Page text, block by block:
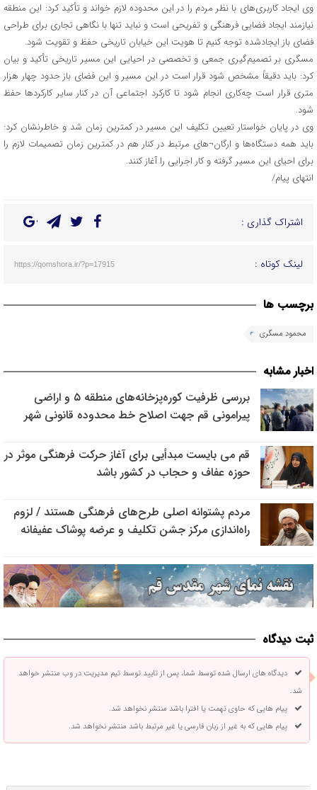
وی ایجاد کاربری‌های با نظر مردم را در این محدوده لازم خواند و تأکید کرد: این منطقه
نیازمند ایجاد فضایی فرهنگی و تفریحی است و نباید تنها با نگاهی تجاری برای طراحی
فضای باز ایجادشده توجه کنیم تا هویت این خیابان تاریخی حفظ و تقویت شود.
مسگری بر تصمیم‌گیری جمعی و تخصصی در احیایی این مسیر تاریخی تأکید و بیان
کرد: باید دقیقاً مشخص شود قرار است در این مسیر و این فضای باز حدود چهار هزار
متری قرار است چه‌کاری انجام شود تا کارکرد اجتماعی آن در کنار سایر کارکردها حفظ
شود.
وی در پایان خواستار تعیین تکلیف این مسیر در کمترین زمان شد و خاطرنشان کرد:
باید همه دستگاه‌ها و ارگان¬های مرتبط در کنار هم در کمترین زمان تصمیمات لازم را
برای احیای این مسیر گرفته و کار اجرایی را آغاز کنند.
انتهای پیام/
اشتراک گذاری :
لینک کوتاه : https://qomshora.ir/?p=17915
برچسب ها
محمود مسگری
اخبار مشابه
بررسی ظرفیت کوره‌پزخانه‌های منطقه ۵ و اراضی
پیرامونی قم جهت اصلاح خط محدوده قانونی شهر
قم می بایست مبدأیی برای آغاز حرکت فرهنگی موثر در
حوزه عفاف و حجاب در کشور باشد
مردم پشتوانه اصلی طرح‌های فرهنگی هستند / لزوم
راه‌اندازی مرکز جشن تکلیف و عرضه پوشاک عفیفانه
ثبت دیدگاه
دیدگاه های ارسال شده توسط شما، پس از تایید توسط تیم مدیریت در وب منتشر خواهد
شد.
پیام هایی که حاوی تهمت یا افترا باشد منتشر نخواهد شد.
پیام هایی که به غیر از زبان فارسی یا غیر مرتبط باشد منتشر نخواهد شد.